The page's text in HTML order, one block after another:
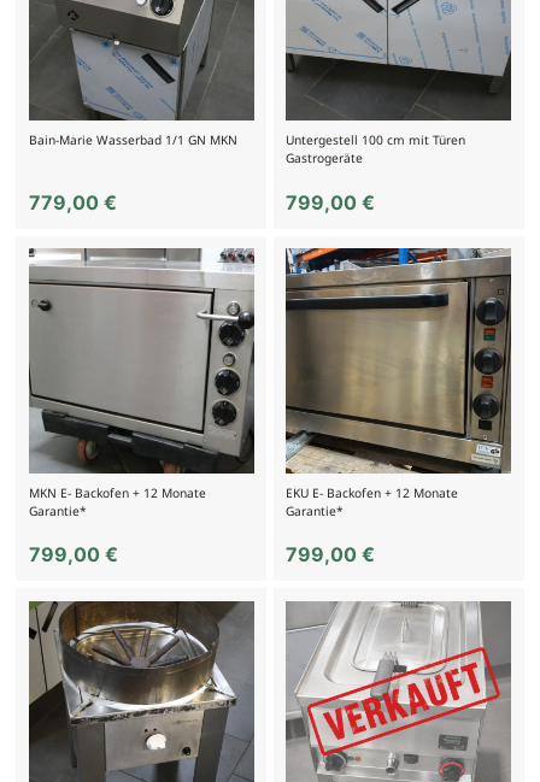
Bain-Marie Wasserbad 1/1 GN MKN
779,00 €
Untergestell 100 cm mit Türen
Gastrogeräte
799,00€
MKN E- Backofen + 12 Monate
Garantie*
799,00 €
EKU E- Backofen + 12 Monate
Garantie*
799,00€